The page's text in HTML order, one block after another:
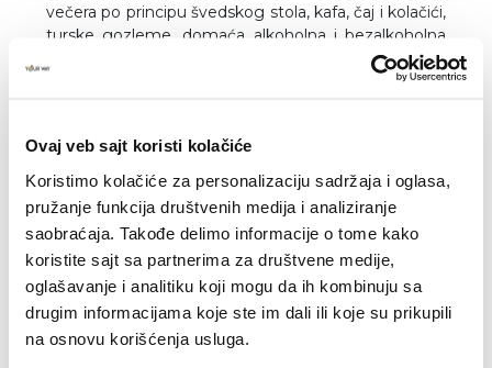
Ovaj veb sajt koristi kolačiće
Koristimo kolačiće za personalizaciju sadržaja i oglasa,
pružanje funkcija društvenih medija i analiziranje
saobraćaja. Takođe delimo informacije o tome kako
koristite sajt sa partnerima za društvene medije,
oglašavanje i analitiku koji mogu da ih kombinuju sa
drugim informacijama koje ste im dali ili koje su prikupili
na osnovu korišćenja usluga.
večera po principu švedskog stola, kafa, čaj i kolačići,
turske gozleme, domaća alkoholna i bezalkoholna
pića. Takođe postoji i dečiji meni za vreme ručka i
usluga, načina plaćanja istih, kao i perioda korišćenja
skladu sa svojom poslovnom politikom, vremenskim
uslovima i drugim relevantnim činiocima, te
organizator putovanja za iste promene ne može
snositi odgovornost.